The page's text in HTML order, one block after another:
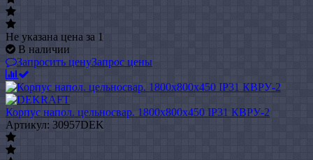
Не указана цена за 1
В наличии
Запросить ценуЗапрос цены
Корпус напол. цельносвар. 1800х800х450 IP31 КВРУ-2
Артикул: 30957DEK